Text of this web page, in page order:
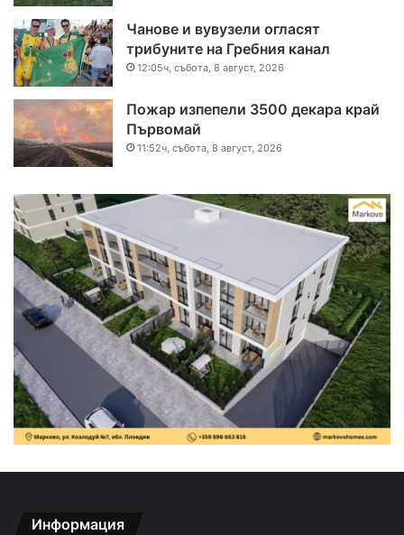
Чанове и вувузели огласят
трибуните на Гребния канал
12:05ч, събота, 8 август, 2026
Пожар изпепели 3500 декара край
Първомай
11:52ч, събота, 8 август, 2026
Информация